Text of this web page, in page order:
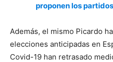
proponen los
Además, el mismo Picardo
elecciones anticipadas en
Covid-19 han retrasado